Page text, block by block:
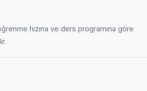
hızına ve ders programına göre